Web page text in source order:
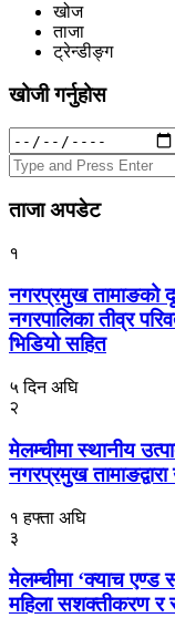
खोज
ताजा
ट्रेन्डीङ्ग
खोजी गर्नुहोस
Search
for:
ताजा अपडेट
१
नगरप्रमुख तामाङको
नगरपालिका तीव्र
भिडियो सहित
५ दिन अघि
२
मेलम्चीमा स्थानीय
नगरप्रमुख
१ हफ्ता अघि
३
मेलम्चीमा ‘क्याच एण्ड
महिला सशक्तीकरण र